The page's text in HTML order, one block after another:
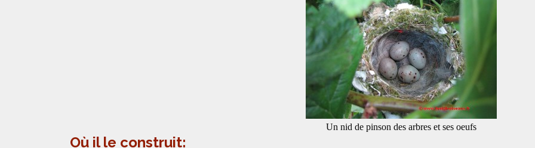
Un nid de pinson des arbres et ses oeufs
Où il le construit: